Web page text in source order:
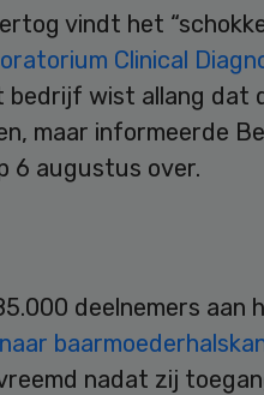
vindt het
Clinical
bedrijf wist allang dat
maar informeerde
6 augustus over.
deelnemers aan
nadat zij